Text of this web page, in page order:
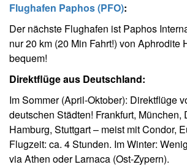
Flughafen Paphos (PFO):
Der nächste Flughafen ist Paphos
nur 20 km (20 Min Fahrt!) von Aphrodite
bequem!
Direktflüge aus Deutschland:
Im Sommer (April-Oktober): Direktflüge
deutschen Städten! Frankfurt, München,
Hamburg, Stuttgart – meist mit Condor,
Flugzeit: ca. 4 Stunden. Im Winter:
via Athen oder Larnaca (Ost-Zypern).